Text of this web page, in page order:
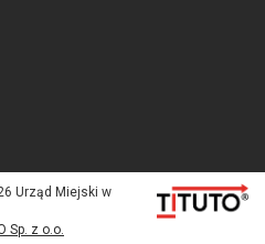
Urząd Miejski w
Sp. z o.o.